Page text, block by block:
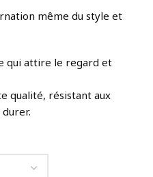
même du style et
qui attire le regard et
qualité, résistant aux